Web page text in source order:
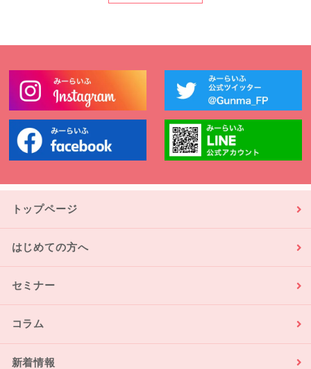
トップページ
はじめての方へ
セミナー
コラム
新着情報